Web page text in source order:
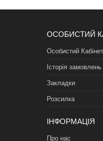
ОСОБИСТИЙ
Особистий Кабінет
Історія замовлень
Закладки
Розсилка
ІНФОРМАЦІЯ
Про нас